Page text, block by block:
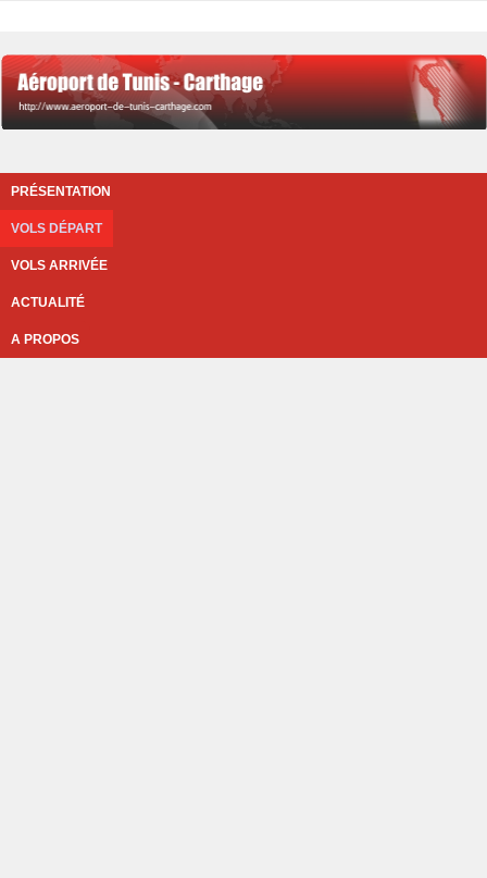
PRÉSENTATION
VOLS DÉPART
VOLS ARRIVÉE
ACTUALITÉ
A PROPOS